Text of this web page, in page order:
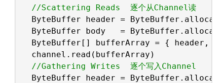
//Scattering Reads  逐个从Channel读
ByteBuffer header =
ByteBuffer body   =
ByteBuffer[] bufferArray = {
channel.read(bufferArray)
//Gathering Writes  逐个写入Channel
ByteBuffer header =